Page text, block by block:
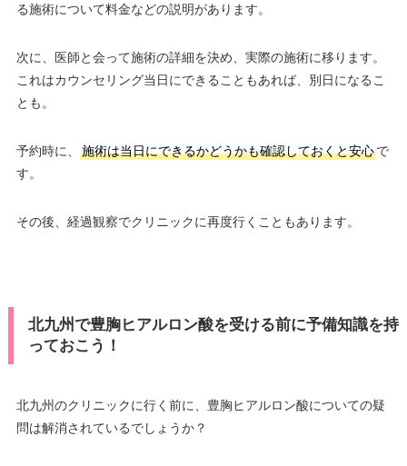
る施術について料金などの説明があります。
次に、医師と会って施術の詳細を決め、実際の施術に移ります。
これはカウンセリング当日にできることもあれば、別日になるこ
とも。
予約時に、 施術は当日にできるかどうかも確認しておくと安心で
す。
その後、経過観察でクリニックに再度行くこともあります。
北九州で豊胸ヒアルロン酸を受ける前に予備知識を持
っておこう！
北九州のクリニックに行く前に、豊胸ヒアルロン酸についての疑
問は解消されているでしょうか？